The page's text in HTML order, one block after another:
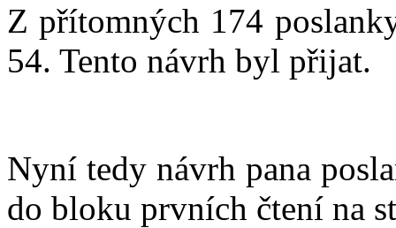
Z přítomných 174
54. Tento návrh byl přijat.
Nyní tedy návrh pana
do bloku prvních čtení na